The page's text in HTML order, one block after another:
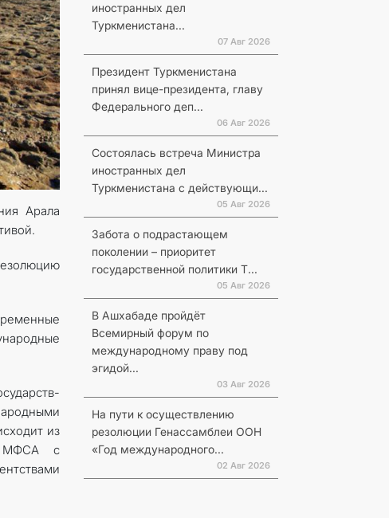
Арала
из
МФСА с
иностранных дел
Туркменистана...
07 Авг 2026
Президент Туркменистана
принял вице-президента, главу
Федерального деп...
06 Авг 2026
Состоялась встреча Министра
иностранных дел
Туркменистана с действующи...
05 Авг 2026
Забота о подрастающем
поколении – приоритет
государственной политики Т...
05 Авг 2026
В Ашхабаде пройдёт
Всемирный форум по
международному праву под
эгидой...
03 Авг 2026
На пути к осуществлению
резолюции Генассамблеи ООН
«Год международного...
02 Авг 2026